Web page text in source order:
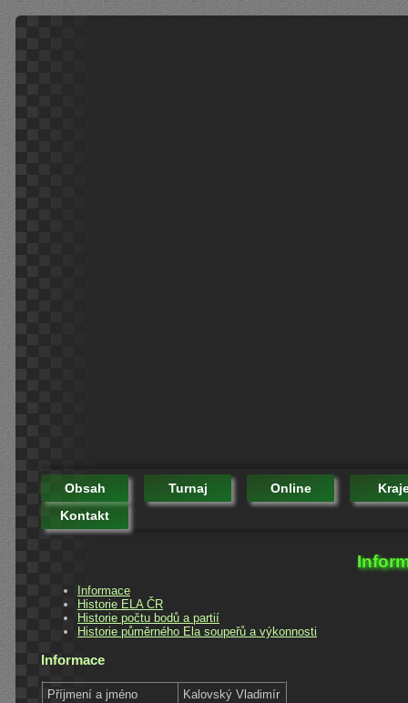
Obsah Turnaj Online
Kontakt
Informace
Historie ELA ČR
Historie počtu bodů a partií
Historie půměrného Ela soupeřů a výkonnosti
Informace
Příjmení a jméno
Kalovský Vladimír